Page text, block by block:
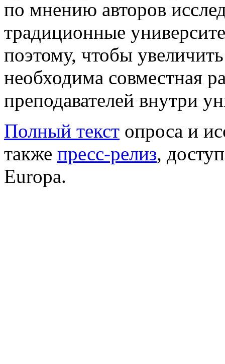
по мнению авторов
традиционные
поэтому, чтобы
необходима совместная
преподавателей внутри
Полный текст опроса и
также пресс-релиз,
Europa.